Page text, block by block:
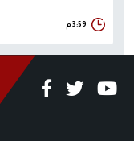
3:59 م